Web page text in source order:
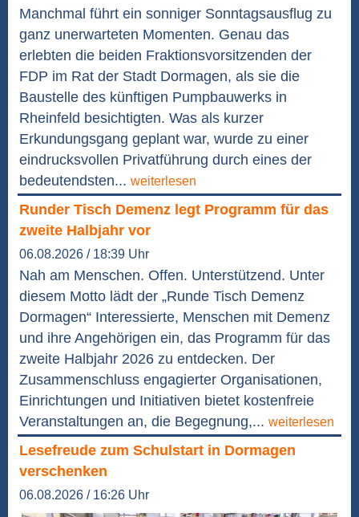
Manchmal führt ein sonniger Sonntagsausflug zu
ganz unerwarteten Momenten. Genau das
erlebten die beiden Fraktionsvorsitzenden der
FDP im Rat der Stadt Dormagen, als sie die
Baustelle des künftigen Pumpbauwerks in
Rheinfeld besichtigten. Was als kurzer
Erkundungsgang geplant war, wurde zu einer
eindrucksvollen Privatführung durch eines der
bedeutendsten... weiterlesen
Runder Tisch Demenz legt Programm für das
zweite Halbjahr vor
06.08.2026 / 18:39 Uhr
Nah am Menschen. Offen. Unterstützend. Unter
diesem Motto lädt der „Runde Tisch Demenz
Dormagen“ Interessierte, Menschen mit Demenz
und ihre Angehörigen ein, das Programm für das
zweite Halbjahr 2026 zu entdecken. Der
Zusammenschluss engagierter Organisationen,
Einrichtungen und Initiativen bietet kostenfreie
Veranstaltungen an, die Begegnung,... weiterlesen
Lesefreude zum Schulstart in Dormagen
verschenken
06.08.2026 / 16:26 Uhr